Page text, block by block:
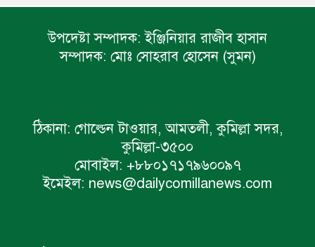
উপদেষ্টা সম্পাদক: ইঞ্জিনিয়ার রাজীব হাসান
সম্পাদক: মোঃ সোহরাব হোসেন (সুমন)
ঠিকানা: গোল্ডেন টাওয়ার, আমতলী, কুমিল্লা সদর,
কুমিল্লা-৩৫০০
মোবাইল: +৮৮০১৭১৭৯৬০০৯৭
ইমেইল: news@dailycomillanews.com